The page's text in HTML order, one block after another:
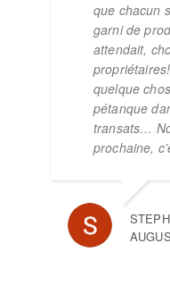
que chacun
garni de
attendait,
quelque
pétanque
transats…
prochaine,